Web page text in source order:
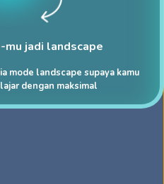
mu jadi landscape
mode landscape supaya kamu
dengan maksimal